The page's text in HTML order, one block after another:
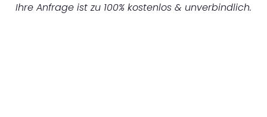
Ihre Anfrage ist zu 100% kostenlos & unverbindlich.